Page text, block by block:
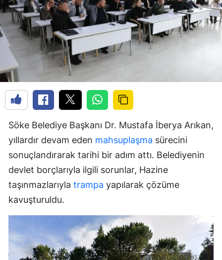
Söke Belediye Başkanı Dr. Mustafa İberya Arıkan,
yıllardır devam eden mahsuplaşma sürecini
sonuçlandırarak tarihi bir adım attı. Belediyenin
devlet borçlarıyla ilgili sorunlar, Hazine
taşınmazlarıyla trampa yapılarak çözüme
kavuşturuldu.